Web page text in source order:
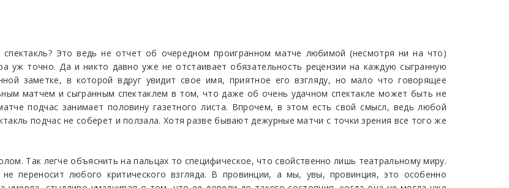
Это ведь не отчет об очередном проигранном матче любимой (несмотря ни на что)
уж точно. Да и никто давно уже не отстаивает обязательность рецензии на каждую сыгранную
заметке, в которой вдруг увидит свое имя, приятное его взгляду, но мало что говорящее
матчем и сыгранным спектаклем в том, что даже об очень удачном спектакле может быть не
подчас занимает половину газетного листа. Впрочем, в этом есть свой смысл, ведь любой
подчас не соберет и ползала. Хотя разве бывают дежурные матчи с точки зрения все того же
Так легче объяснить на пальцах то специфическое, что свойственно лишь театральному миру.
переносит любого критического взгляда. В провинции, а мы, увы, провинция, это особенно